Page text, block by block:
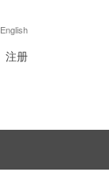
English
注册